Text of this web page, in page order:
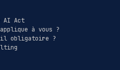
AI Act
à vous ?
il obligatoire ?